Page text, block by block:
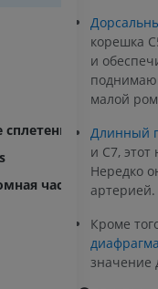
часть
корешка
и
малой
Длинный
и C7,
Нередко
артерией.
Кроме
значение